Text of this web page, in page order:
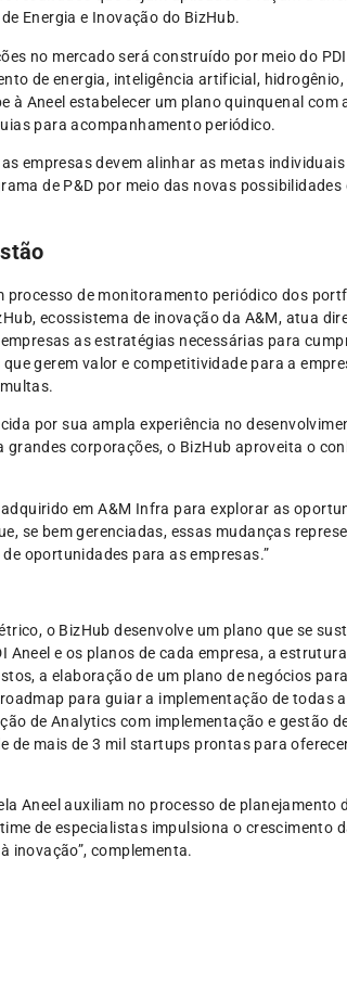
Energia e Inovação do BizHub.
no mercado será construído por meio do
de energia, inteligência artificial,
à Aneel estabelecer um plano quinquenal
para acompanhamento periódico.
empresas devem alinhar as metas
de P&D por meio das novas
processo de monitoramento periódico dos
ecossistema de inovação da A&M, atua
as estratégias necessárias para
gerem valor e competitividade para a
por sua ampla experiência no
grandes corporações, o BizHub aproveita o
em A&M Infra para explorar as
se bem gerenciadas, essas mudanças
oportunidades para as empresas.”
o BizHub desenvolve um plano que se
e os planos de cada empresa, a
a elaboração de um plano de negócios
para guiar a implementação de todas
de Analytics com implementação e gestão
de mais de 3 mil startups prontas para
Aneel auxiliam no processo de
de especialistas impulsiona o crescimento
inovação”, complementa.